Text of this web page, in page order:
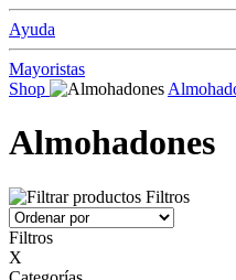
Ayuda
Mayoristas
Shop
Almohadones
Filtros
Filtros
X